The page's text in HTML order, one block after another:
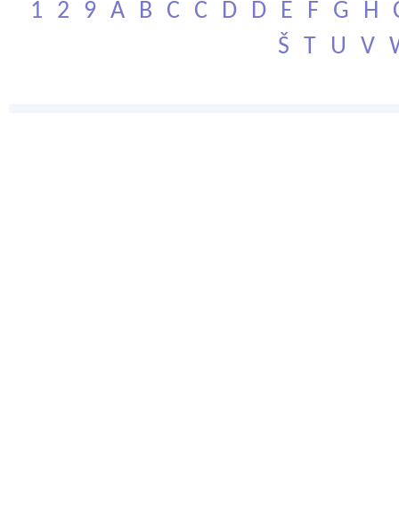
1 2 9 A B C Č D Ď E F G H
Š
T U V